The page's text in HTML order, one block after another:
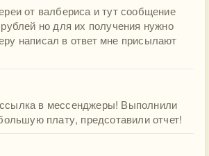
от валбериса и тут сообщение
но для их получения нужно
написал в ответ мне присылают
в мессенджеры! Выполнили
плату, предсотавили отчет!